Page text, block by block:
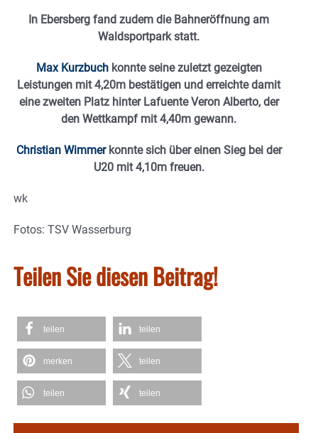
In Ebersberg fand zudem die Bahneröffnung am
Waldsportpark statt.
Max Kurzbuchkonnte seine zuletzt gezeigten
Leistungen mit 4,20m bestätigen und erreichte damit
eine zweiten Platz hinter Lafuente Veron Alberto, der
den Wettkampf mit 4,40m gewann.
Christian Wimmerkonnte sich über einen Sieg bei der
U20 mit 4,10m freuen.
wk
Fotos: TSV Wasserburg
Teilen Sie diesen Beitrag!
teilen teilen
merken teilen
teilen teilen